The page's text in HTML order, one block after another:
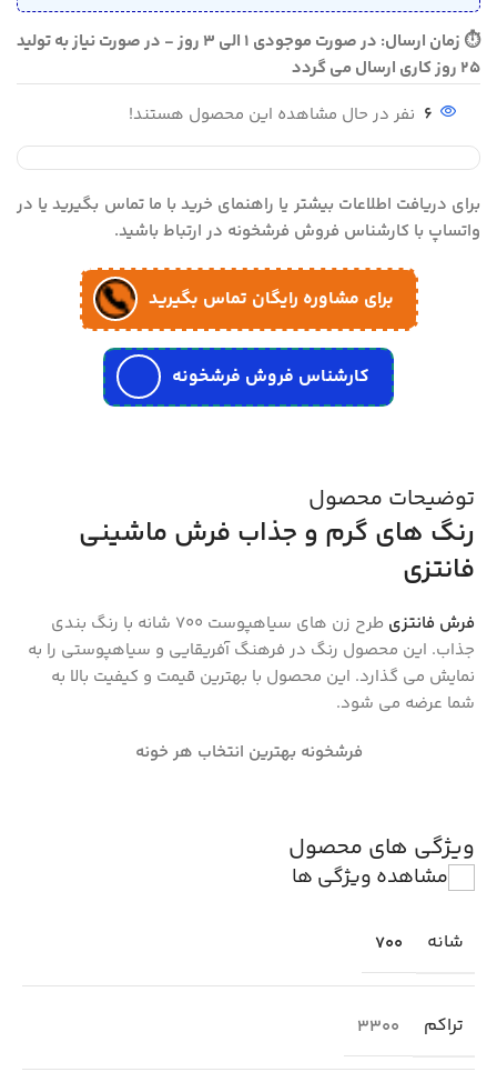
⏱ زمان ارسال: در صورت موجودی 1 الی 3 روز - در صورت نیاز به تولید
25 روز کاری ارسال می گردد
6 نفر در حال مشاهده این محصول هستند!
برای دریافت اطلاعات بیشتر یا راهنمای خرید با ما تماس بگیرید یا در
واتساپ با کارشناس فروش فرشخونه در ارتباط باشید.
برای مشاوره رایگان تماس بگیرید
کارشناس فروش فرشخونه
توضیحات محصول
رنگ های گرم و جذاب فرش ماشینی
فانتزی
فرش فانتزی
طرح زن های سیاهپوست 700 شانه با رنگ بندی
جذاب. این محصول رنگ در فرهنگ آفریقایی و سیاهپوستی را به
نمایش می گذارد. این محصول با بهترین قیمت و کیفیت بالا به
شما عرضه می شود.
فرشخونه بهترین انتخاب هر خونه
ویژگی های محصول
مشاهده ویژگی ها
شانه 700
تراکم 3300